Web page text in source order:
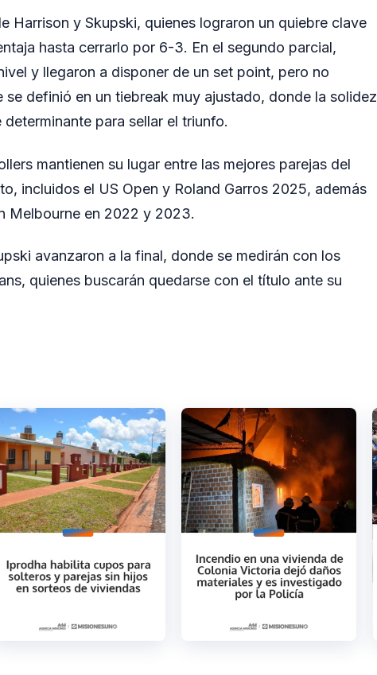
Harrison y Skupski, quienes lograron un quiebre clave
hasta cerrarlo por 6-3. En el segundo parcial,
y llegaron a disponer de un set point, pero no
definió en un tiebreak muy ajustado, donde la solidez
para sellar el triunfo.
mantienen su lugar entre las mejores parejas del
incluidos el US Open y Roland Garros 2025, además
Melbourne en 2022 y 2023.
avanzaron a la final, donde se medirán con los
quienes buscarán quedarse con el título ante su